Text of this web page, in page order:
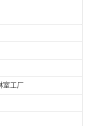
工厂